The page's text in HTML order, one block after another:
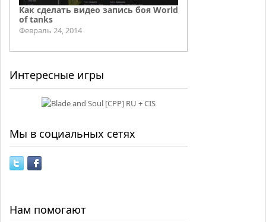
Как сделать видео запись боя World
of tanks
Февраль 24, 2014
Интересные игры
Мы в социальных сетях
Нам помогают